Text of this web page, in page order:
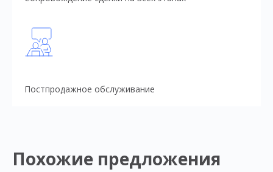
Постпродажное обслуживание
Похожие предложения